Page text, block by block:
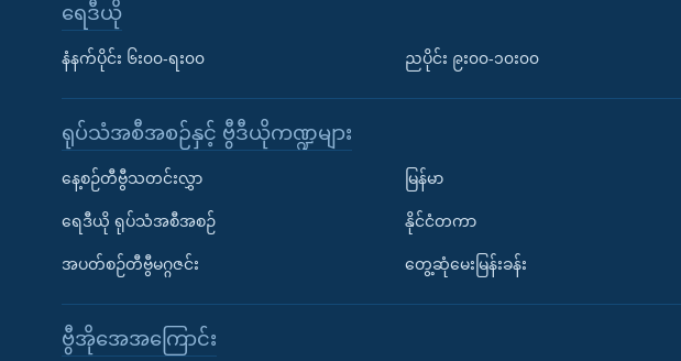
ရေဒီယို
နံနက်ပိုင်း ၆း၀၀-ရး၀၀ ညပိုင်း ၉း၀၀-၁၀း၀၀
ရုပ်သံအစီအစဉ်နှင့် ဗွီဒီယိုကဏ္ဍများ
နေ့စဉ်တီဗွီသတင်းလွှာ
ရေဒီယို ရုပ်သံအစီအစဉ်
အပတ်စဉ်တီဗွီမဂ္ဂဇင်း
မြန်မာ
နိုင်ငံတကာ
တွေ့ဆုံမေးမြန်းခန်း
ဗွီအိုအေအကြောင်း